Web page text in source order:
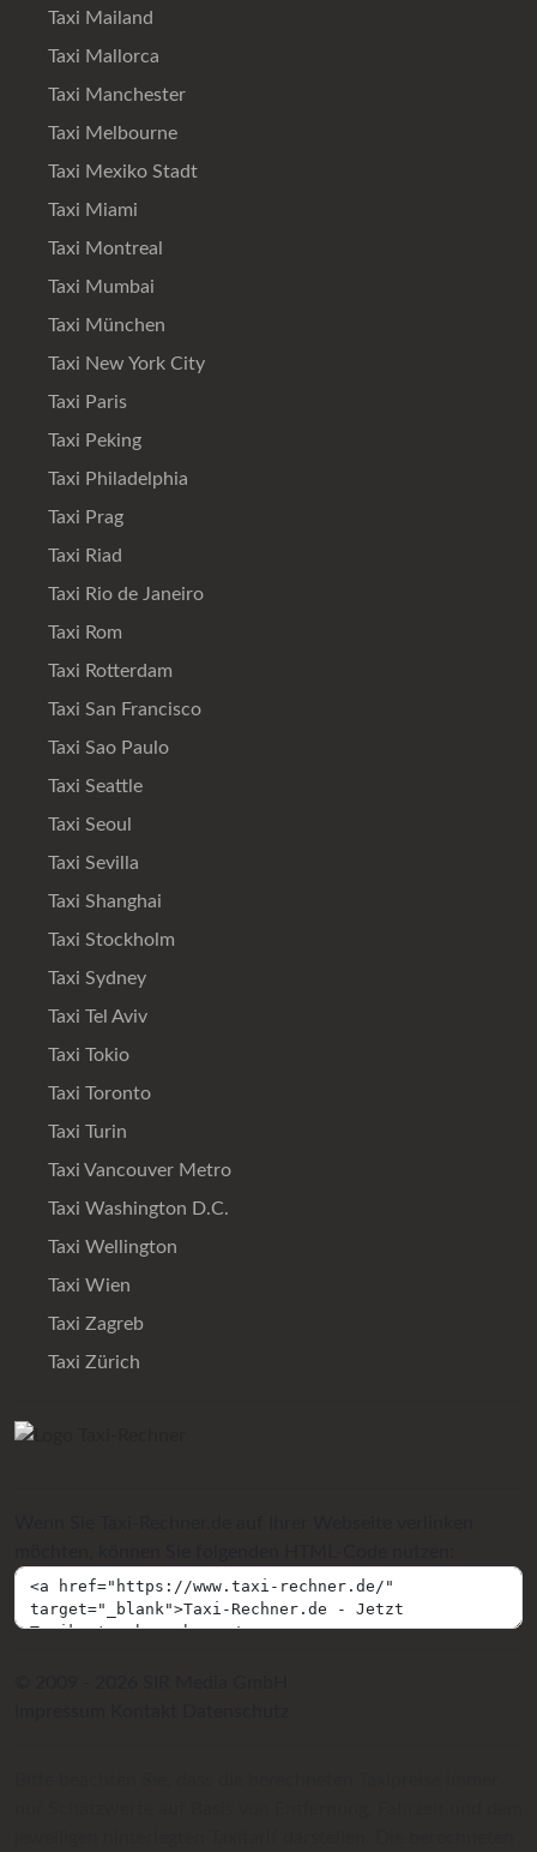
Taxi Mailand
Taxi Mallorca
Taxi Manchester
Taxi Melbourne
Taxi Mexiko Stadt
Taxi Miami
Taxi Montreal
Taxi Mumbai
Taxi München
Taxi New York City
Taxi Paris
Taxi Peking
Taxi Philadelphia
Taxi Prag
Taxi Riad
Taxi Rio de Janeiro
Taxi Rom
Taxi Rotterdam
Taxi San Francisco
Taxi Sao Paulo
Taxi Seattle
Taxi Seoul
Taxi Sevilla
Taxi Shanghai
Taxi Stockholm
Taxi Sydney
Taxi Tel Aviv
Taxi Tokio
Taxi Toronto
Taxi Turin
Taxi Vancouver Metro
Taxi Washington D.C.
Taxi Wellington
Taxi Wien
Taxi Zagreb
Taxi Zürich